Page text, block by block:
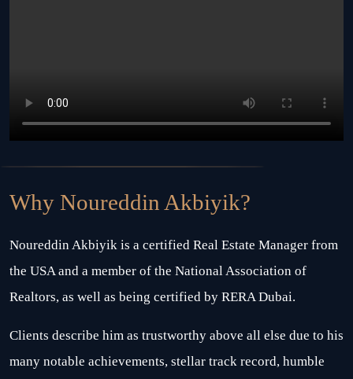
Why Noureddin Akbiyik?
Noureddin Akbiyik is a certified Real Estate Manager from
the USA and a member of the National Association of
Realtors, as well as being certified by RERA Dubai.
Clients describe him as trustworthy above all else due to his
many notable achievements, stellar track record, humble